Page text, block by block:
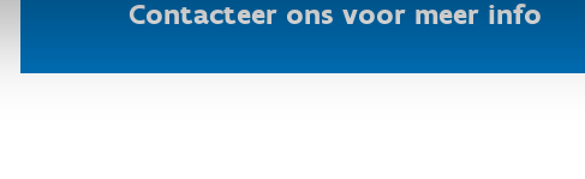
Contacteer ons voor meer info